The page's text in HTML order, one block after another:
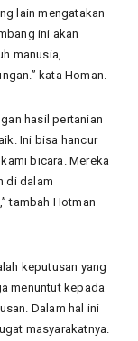
lain mengatakan
ini akan
manusia,
kata Homan.
hasil pertanian
Ini bisa hancur
bicara. Mereka
di dalam
tambah Hotman
keputusan yang
menuntut kepada
Dalam hal ini
masyarakatnya.